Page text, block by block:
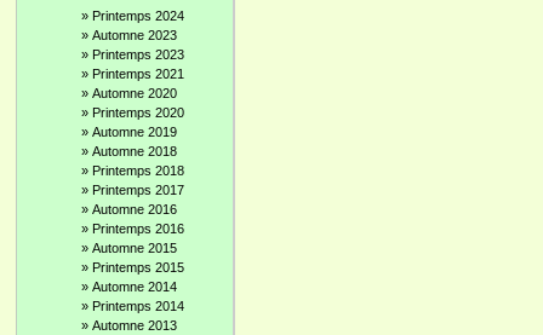
» Printemps 2024
» Automne 2023
» Printemps 2023
» Printemps 2021
» Automne 2020
» Printemps 2020
» Automne 2019
» Automne 2018
» Printemps 2018
» Printemps 2017
» Automne 2016
» Printemps 2016
» Automne 2015
» Printemps 2015
» Automne 2014
» Printemps 2014
» Automne 2013